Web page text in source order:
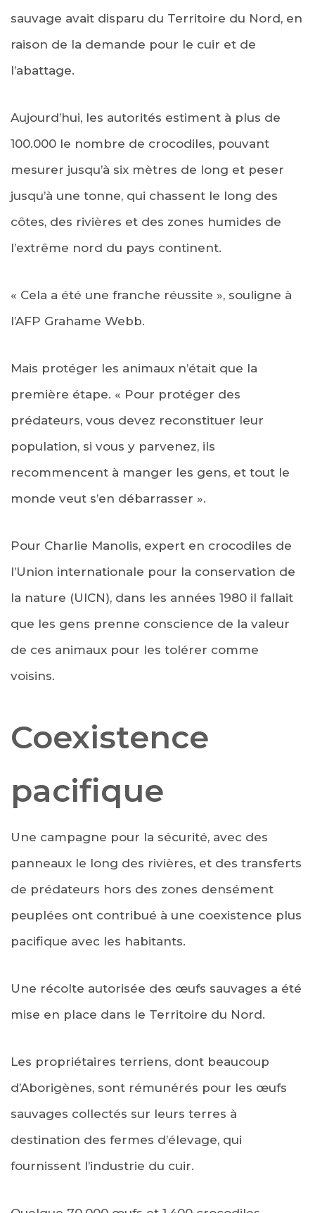
sauvage avait disparu du Territoire du Nord, en
raison de la demande pour le cuir et de
l’abattage.
Aujourd’hui, les autorités estiment à plus de
100.000 le nombre de crocodiles, pouvant
mesurer jusqu’à six mètres de long et peser
jusqu’à une tonne, qui chassent le long des
côtes, des rivières et des zones humides de
l’extrême nord du pays continent.
« Cela a été une franche réussite », souligne à
l’AFP Grahame Webb.
Mais protéger les animaux n’était que la
première étape. « Pour protéger des
prédateurs, vous devez reconstituer leur
population, si vous y parvenez, ils
recommencent à manger les gens, et tout le
monde veut s’en débarrasser ».
Pour Charlie Manolis, expert en crocodiles de
l’Union internationale pour la conservation de
la nature (UICN), dans les années 1980 il fallait
que les gens prenne conscience de la valeur
de ces animaux pour les tolérer comme
voisins.
Coexistence
pacifique
Une campagne pour la sécurité, avec des
panneaux le long des rivières, et des transferts
de prédateurs hors des zones densément
peuplées ont contribué à une coexistence plus
pacifique avec les habitants.
Une récolte autorisée des œufs sauvages a été
mise en place dans le Territoire du Nord.
Les propriétaires terriens, dont beaucoup
d’Aborigènes, sont rémunérés pour les œufs
sauvages collectés sur leurs terres à
destination des fermes d’élevage, qui
fournissent l’industrie du cuir.